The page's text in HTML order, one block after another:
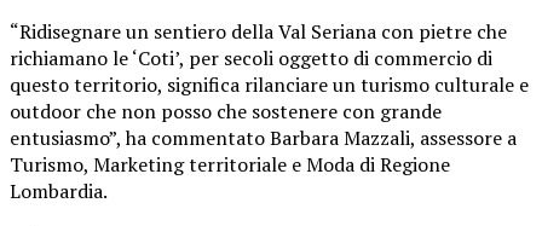
“Ridisegnare un sentiero della Val Seriana con pietre che
richiamano le ‘Coti’, per secoli oggetto di commercio di
questo territorio, significa rilanciare un turismo culturale e
outdoor che non posso che sostenere con grande
entusiasmo”, ha commentato Barbara Mazzali, assessore a
Turismo, Marketing territoriale e Moda di Regione
Lombardia.